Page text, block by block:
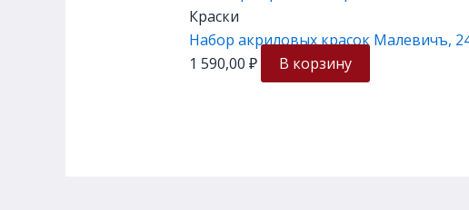
Краски
Набор акриловых красок Малевичъ,
1 590,00 ₽ В корзину